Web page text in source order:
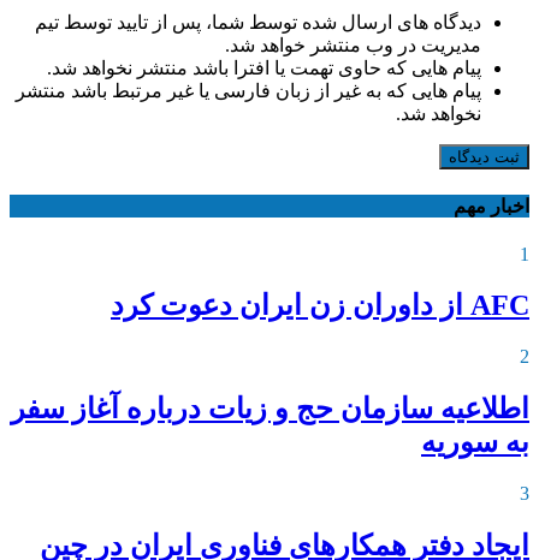
دیدگاه های ارسال شده توسط شما، پس از تایید توسط تیم
مدیریت در وب منتشر خواهد شد.
پیام هایی که حاوی تهمت یا افترا باشد منتشر نخواهد شد.
پیام هایی که به غیر از زبان فارسی یا غیر مرتبط باشد منتشر
نخواهد شد.
ثبت دیدگاه
اخبار مهم
1
AFC از داوران زن ایران دعوت کرد
2
اطلاعیه‌ سازمان حج و زیات درباره آغاز سفر
به سوریه
3
ایجاد دفتر همکارهای فناوری ایران در چین